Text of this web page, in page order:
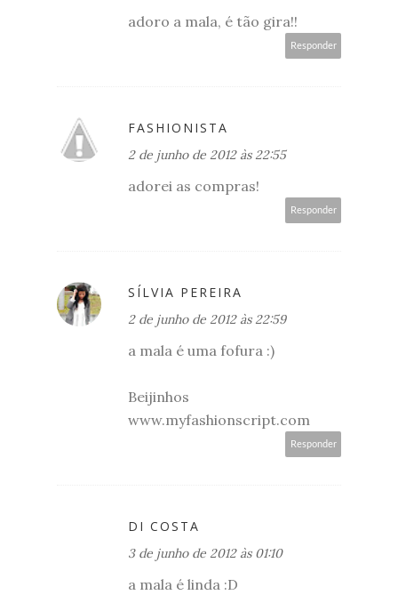
adoro a mala, é tão gira!!
Responder
FASHIONISTA
2 de junho de 2012 às 22:55
adorei as compras!
Responder
SÍLVIA PEREIRA
2 de junho de 2012 às 22:59
a mala é uma fofura :)
Beijinhos
www.myfashionscript.com
Responder
DI COSTA
3 de junho de 2012 às 01:10
a mala é linda :D